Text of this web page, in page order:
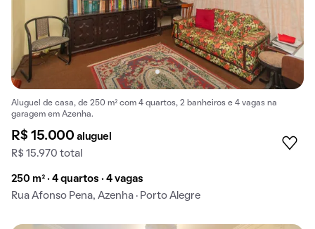
Aluguel de casa, de 250 m² com 4 quartos, 2 banheiros e 4 vagas na
garagem em Azenha.
R$ 15.000aluguel
R$ 15.970 total
250 m² · 4 quartos · 4 vagas
Rua Afonso Pena, Azenha · Porto Alegre